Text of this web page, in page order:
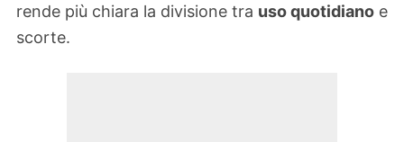
rende più chiara la divisione tra uso quotidiano e
scorte.